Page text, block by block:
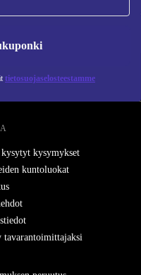
tietosuojaselosteestamme
Lisätietoja
kysymykset
kuntoluokat
tavarantoimittajaksi